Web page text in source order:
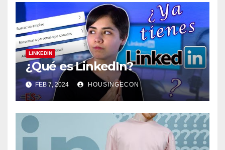
LINKEDIN
¿Qué es LinkedIn?
FEB 7, 2024 HOUSINGECON